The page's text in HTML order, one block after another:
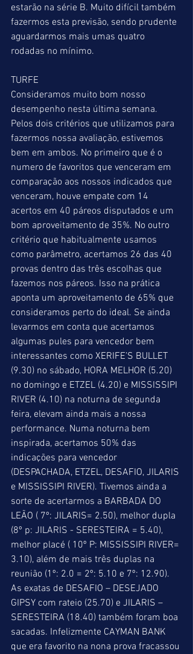
estarão na série B. Muito difícil também
fazermos esta previsão, sendo prudente
aguardarmos mais umas quatro
rodadas no mínimo.
TURFE
Consideramos muito bom nosso
desempenho nesta última semana.
Pelos dois critérios que utilizamos para
fazermos nossa avaliação, estivemos
bem em ambos. No primeiro que é o
numero de favoritos que venceram em
comparação aos nossos indicados que
venceram, houve empate com 14
acertos em 40 páreos disputados e um
bom aproveitamento de 35%. No outro
critério que habitualmente usamos
como parâmetro, acertamos 26 das 40
provas dentro das três escolhas que
fazemos nos páreos. Isso na prática
aponta um aproveitamento de 65% que
consideramos perto do ideal. Se ainda
levarmos em conta que acertamos
algumas pules para vencedor bem
interessantes como XERIFE’S BULLET
(9.30) no sábado, HORA MELHOR (5.20)
no domingo e ETZEL (4.20) e MISSISSIPI
RIVER (4.10) na noturna de segunda
feira, elevam ainda mais a nossa
performance. Numa noturna bem
inspirada, acertamos 50% das
indicações para vencedor
(DESPACHADA, ETZEL, DESAFIO, JILARIS
e MISSISSIPI RIVER). Tivemos ainda a
sorte de acertarmos a BARBADA DO
LEÃO ( 7º: JILARIS= 2.50), melhor dupla
(8º p: JILARIS - SERESTEIRA = 5.40),
melhor placé ( 10º P: MISSISSIPI RIVER=
3.10), além de mais três duplas na
reunião (1º: 2.0 = 2º: 5.10 e 7º: 12.90).
As exatas de DESAFIO – DESEJADO
GIPSY com rateio (25.70) e JILARIS –
SERESTEIRA (18.40) também foram boa
sacadas. Infelizmente CAYMAN BANK
que era favorito na nona prova fracassou